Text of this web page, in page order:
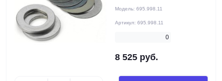
Модель: 695.998.11
Артикул: 695.998.11
0
8 525 руб.